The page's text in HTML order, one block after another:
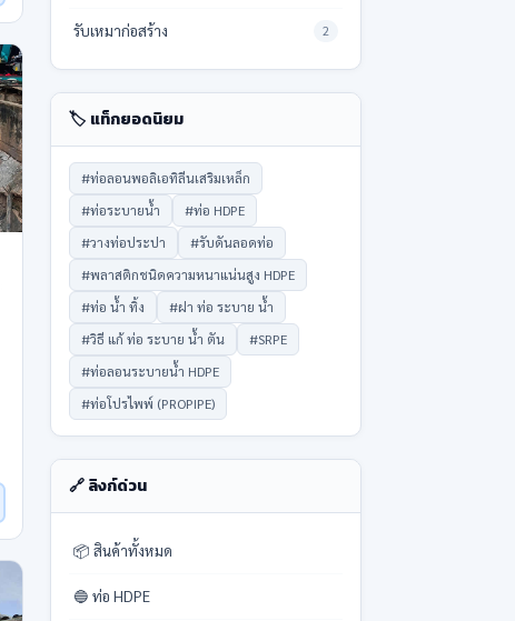
รับเหมาก่อสร้าง 2
🏷️ แท็กยอดนิยม
#ท่อลอนพอลิเอทิลีนเสริมเหล็ก
#ท่อระบายน้ำ
#ท่อ HDPE
#วางท่อประปา
#รับดันลอดท่อ
#พลาสติกชนิดความหนาแน่นสูง HDPE
#ท่อ น้ำ ทิ้ง
#ฝา ท่อ ระบาย น้ำ
#วิธี แก้ ท่อ ระบาย น้ํา ตัน
#SRPE
#ท่อลอนระบายน้ำ HDPE
#ท่อโปรไพพ์ (PROPIPE)
🔗 ลิงก์ด่วน
📦 สินค้าทั้งหมด
🔵 ท่อ HDPE